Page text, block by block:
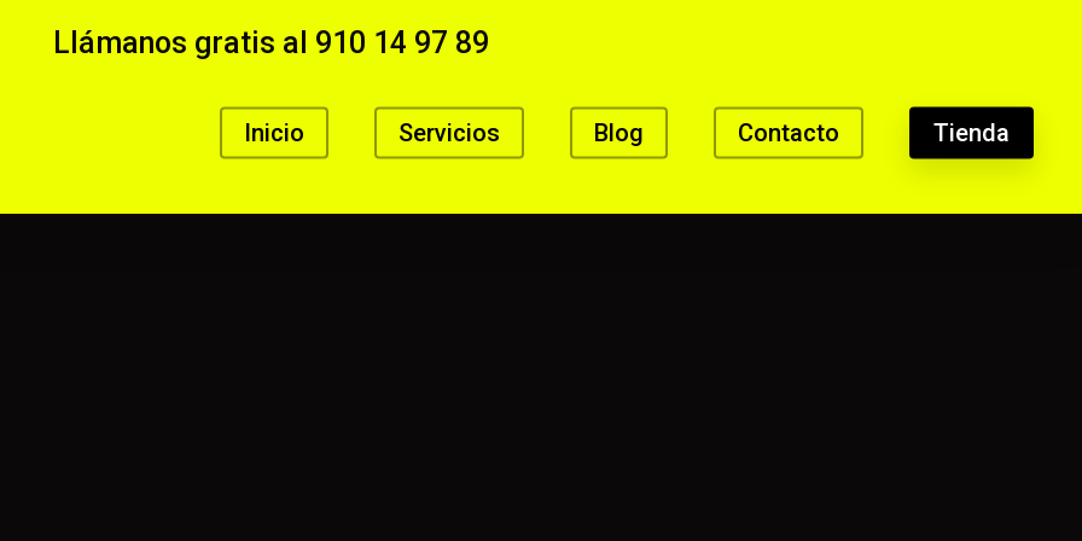
Llámanos gratis al 910 14 97 89
Inicio Servicios Blog Contacto Tienda